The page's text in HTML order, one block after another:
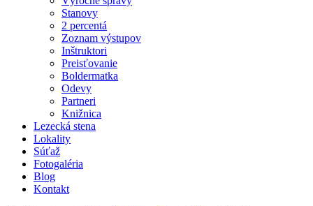
Stanovy
2 percentá
Zoznam výstupov
Inštruktori
Preisťovanie
Boldermatka
Odevy
Partneri
Knižnica
Lezecká stena
Lokality
Súťaž
Fotogaléria
Blog
Kontakt